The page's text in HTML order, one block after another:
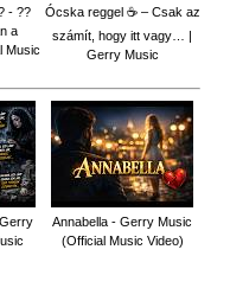
- ??
a
Music
Ócska reggel ☕ – Csak az
számít, hogy itt vagy… |
Gerry Music
Annabella - Gerry Music
(Official Music Video)